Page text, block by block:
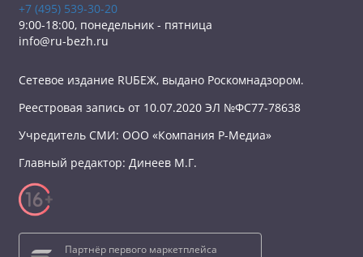
+7 (495) 539-30-20
9:00-18:00, понедельник - пятница
info@ru-bezh.ru
Сетевое издание RUБЕЖ, выдано Роскомнадзором.
Реестровая запись от 10.07.2020 ЭЛ №ФС77-78638
Учредитель СМИ: ООО «Компания Р-Медиа»
Главный редактор: Динеев М.Г.
Партнёр первого маркетплейса